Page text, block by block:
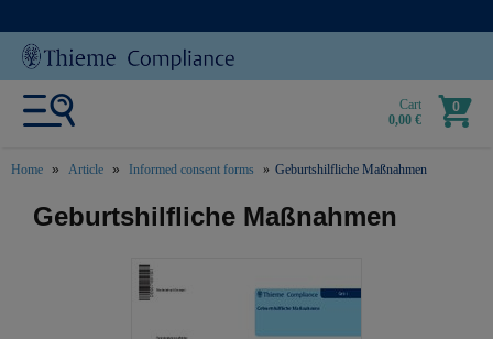
Cart
0,00 €
0
Home Article Informed consent forms Geburtshilfliche Maßnahmen
text.skipToContent
text.skipToNavigation
Geburtshilfliche Maßnahmen